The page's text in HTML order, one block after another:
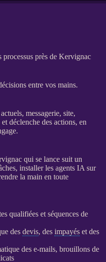
près de Kervignac
entre vos mains.
messagerie, site,
déclenche des actions, en
qui se lance suit un
installer les agents IA sur
la main en toute
qualifiées et séquences de
des devis, des impayéset des
des e-mails, brouillons de